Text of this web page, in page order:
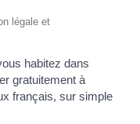
légale et
habitez dans
gratuitement à
français, sur simple